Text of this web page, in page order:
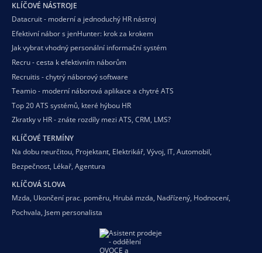
KLÍČOVÉ NÁSTROJE
Datacruit - moderní a jednoduchý HR nástroj
Efektivní nábor s jenHunter: krok za krokem
Jak vybrat vhodný personální informační systém
Recru - cesta k efektivním náborům
Recruitis - chytrý náborový software
Teamio - moderní náborová aplikace a chytré ATS
Top 20 ATS systémů, které hýbou HR
Zkratky v HR - znáte rozdíly mezi ATS, CRM, LMS?
KLÍČOVÉ TERMÍNY
Na dobu neurčitou, Projektant, Elektrikář, Vývoj, IT, Automobil,
Bezpečnost, Lékař, Agentura
KLÍČOVÁ SLOVA
Mzda, Ukončení prac. poměru, Hrubá mzda, Nadřízený, Hodnocení,
Pochvala, Jsem personalista